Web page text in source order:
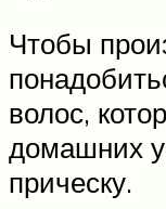
Чтобы
волос,
домашних
прическу.